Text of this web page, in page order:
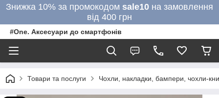
Знижка 10% за промокодом sale10 на замовлення
від 400 грн
#One. Аксесуари до смартфонів
Товари та послуги Чохли, накладки, бампери, чохли-